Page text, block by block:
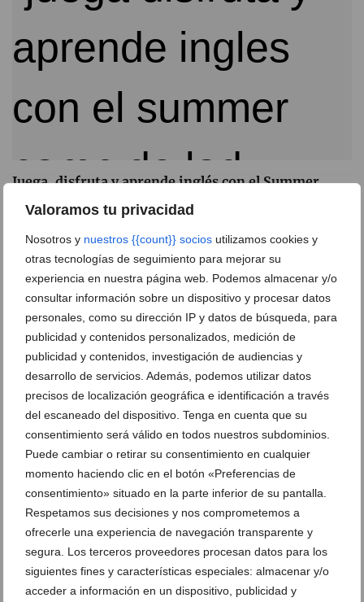
Valoramos tu privacidad
Nosotros y nuestros {{count}} socios utilizamos cookies y
otras tecnologías de seguimiento para mejorar su
experiencia en nuestra página web. Podemos almacenar y/o
consultar información sobre un dispositivo y procesar datos
personales, como su dirección IP y datos de búsqueda, para
publicidad y contenidos personalizados, medición de
publicidad y contenidos, investigación de audiencias y
desarrollo de servicios. Además, podemos utilizar datos
precisos de localización geográfica e identificación a través
del escaneado del dispositivo. Tenga en cuenta que su
consentimiento será válido en todos nuestros subdominios.
Puede cambiar o retirar su consentimiento en cualquier
momento haciendo clic en el botón «Preferencias de
consentimiento» situado en la parte inferior de su pantalla.
Respetamos sus decisiones y nos comprometemos a
ofrecerle una experiencia de navegación transparente y
segura. Los terceros proveedores procesan datos para los
siguientes fines y características especiales: almacenar y/o
acceder a información en un dispositivo, publicidad y
Juega, disfruta y aprende inglés con el Summer
¡Mira cómo aprenden! Vuelven los grupos de juego
gratuitos de Lady Elizabeth School el 7 de mayo
29 de abril de 2026